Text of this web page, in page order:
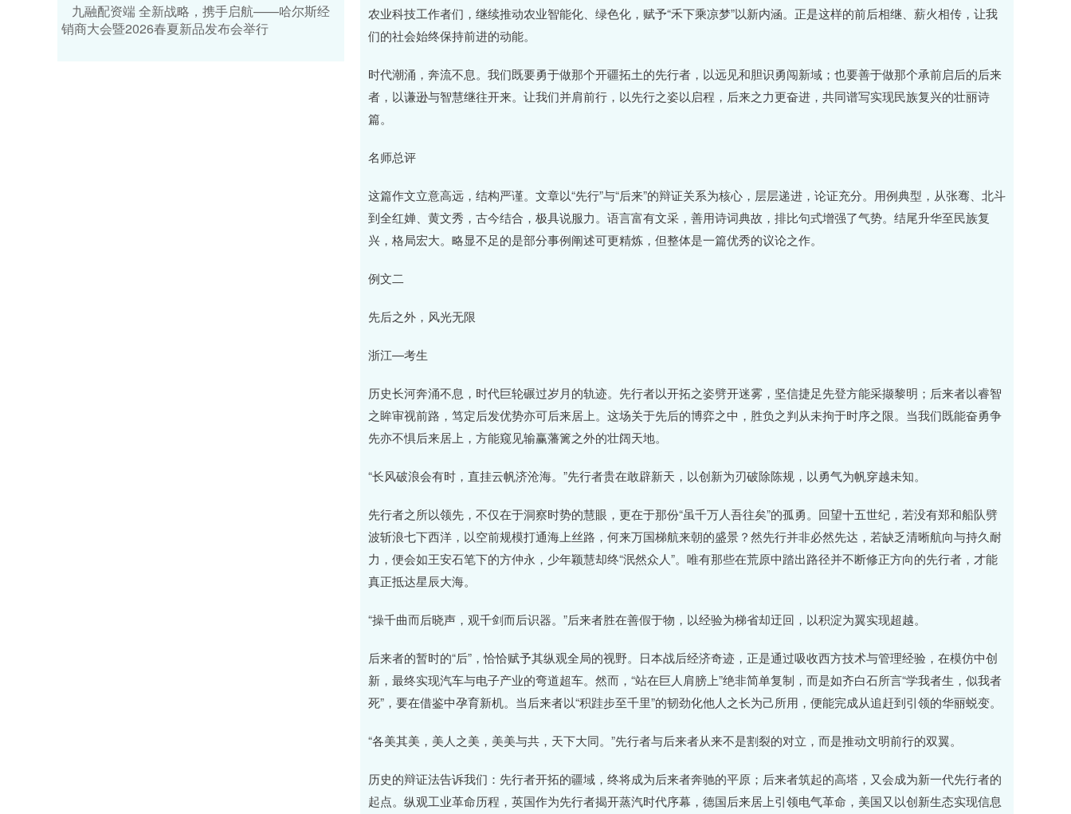
农业科技工作者们，继续推动农业智能化、绿色化，赋予“禾下乘凉梦”以新内涵。正是这样的前后相继、薪火相传，让我
们的社会始终保持前进的动能。
时代潮涌，奔流不息。我们既要勇于做那个开疆拓土的先行者，以远见和胆识勇闯新域；也要善于做那个承前启后的后来
者，以谦逊与智慧继往开来。让我们并肩前行，以先行之姿以启程，后来之力更奋进，共同谱写实现民族复兴的壮丽诗
篇。
名师总评
这篇作文立意高远，结构严谨。文章以“先行”与“后来”的辩证关系为核心，层层递进，论证充分。用例典型，从张骞、北斗
到全红婵、黄文秀，古今结合，极具说服力。语言富有文采，善用诗词典故，排比句式增强了气势。结尾升华至民族复
兴，格局宏大。略显不足的是部分事例阐述可更精炼，但整体是一篇优秀的议论之作。
例文二
先后之外，风光无限
浙江—考生
历史长河奔涌不息，时代巨轮碾过岁月的轨迹。先行者以开拓之姿劈开迷雾，坚信捷足先登方能采撷黎明；后来者以睿智
之眸审视前路，笃定后发优势亦可后来居上。这场关于先后的博弈之中，胜负之判从未拘于时序之限。当我们既能奋勇争
先亦不惧后来居上，方能窥见输赢藩篱之外的壮阔天地。
“长风破浪会有时，直挂云帆济沧海。”先行者贵在敢辟新天，以创新为刃破除陈规，以勇气为帆穿越未知。
先行者之所以领先，不仅在于洞察时势的慧眼，更在于那份“虽千万人吾往矣”的孤勇。回望十五世纪，若没有郑和船队劈
波斩浪七下西洋，以空前规模打通海上丝路，何来万国梯航来朝的盛景？然先行并非必然先达，若缺乏清晰航向与持久耐
力，便会如王安石笔下的方仲永，少年颖慧却终“泯然众人”。唯有那些在荒原中踏出路径并不断修正方向的先行者，才能
真正抵达星辰大海。
“操千曲而后晓声，观千剑而后识器。”后来者胜在善假于物，以经验为梯省却迂回，以积淀为翼实现超越。
后来者的暂时的“后”，恰恰赋予其纵观全局的视野。日本战后经济奇迹，正是通过吸收西方技术与管理经验，在模仿中创
新，最终实现汽车与电子产业的弯道超车。然而，“站在巨人肩膀上”绝非简单复制，而是如齐白石所言“学我者生，似我者
死”，要在借鉴中孕育新机。当后来者以“积跬步至千里”的韧劲化他人之长为己所用，便能完成从追赶到引领的华丽蜕变。
“各美其美，美人之美，美美与共，天下大同。”先行者与后来者从来不是割裂的对立，而是推动文明前行的双翼。
历史的辩证法告诉我们：先行者开拓的疆域，终将成为后来者奔驰的平原；后来者筑起的高塔，又会成为新一代先行者的
起点。纵观工业革命历程，英国作为先行者揭开蒸汽时代序幕，德国后来居上引领电气革命，美国又以创新生态实现信息
九融配资端 全新战略，携手启航——哈尔斯经
销商大会暨2026春夏新品发布会举行